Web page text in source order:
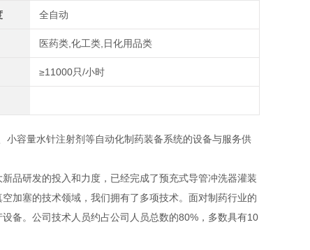
全自动
医药类,化工类,日化用品类
≥11000只/小时
容量水针注射剂等自动化制药装备系统的设备与服务供
品研发的投入和力度，已经完成了预充式导管冲洗器灌装
加塞的技术领域，我们拥有了多项技术。面对制药行业的
备。公司技术人员约占公司人员总数的80%，多数具有10